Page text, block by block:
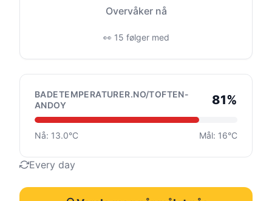
Overvåker nå
👀 15 følger med
BADETEMPERATURER.NO/TOFTEN-
ANDOY
81%
Nå: 13.0°C Mål: 16°C
Every day